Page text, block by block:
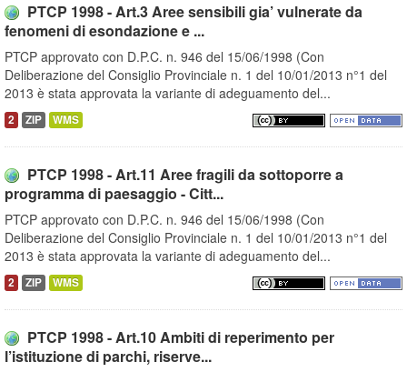
PTCP 1998 - Art.3 Aree sensibili gia’ vulnerate da
fenomeni di esondazione e ...
PTCP approvato con D.P.C. n. 946 del 15/06/1998 (Con
Deliberazione del Consiglio Provinciale n. 1 del 10/01/2013 n°1 del
2013 è stata approvata la variante di adeguamento del...
2 ZIP WMS
PTCP 1998 - Art.11 Aree fragili da sottoporre a
programma di paesaggio - Citt...
PTCP approvato con D.P.C. n. 946 del 15/06/1998 (Con
Deliberazione del Consiglio Provinciale n. 1 del 10/01/2013 n°1 del
2013 è stata approvata la variante di adeguamento del...
2 ZIP WMS
PTCP 1998 - Art.10 Ambiti di reperimento per
l’istituzione di parchi, riserve...